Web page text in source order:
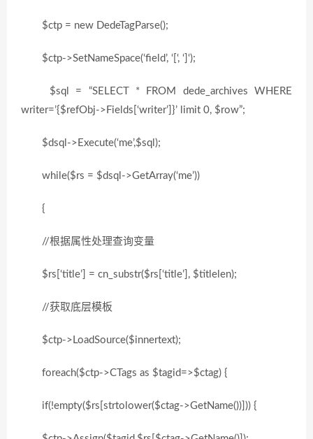
$ctp = new DedeTagParse();
$ctp->SetNameSpace(‘field’, ‘[‘, ‘]‘);
$sql = “SELECT * FROM dede_archives WHERE
writer=’{$refObj->Fields[‘writer’]}’ limit 0, $row”;
$dsql->Execute(‘me’,$sql);
while($rs = $dsql->GetArray(‘me’))
{
//根据属性处理查询变量
$rs[‘title’] = cn_substr($rs[‘title’], $titlelen);
//获取底层模板
$ctp->LoadSource($innertext);
foreach($ctp->CTags as $tagid=>$ctag) {
if(!empty($rs[strtolower($ctag->GetName())])) {